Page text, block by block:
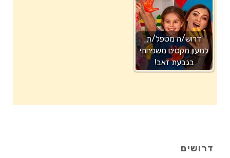
דרוש/ה מטפל/ת
למעון מקסים משפחתי
בגבעת זאב!
דרושים